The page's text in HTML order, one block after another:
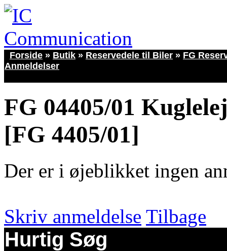
Forside » Butik » Reservedele til Biler » FG
Anmeldelser
FG 04405/01
[FG 4405/01]
Der er i øjeblikket ingen
Skriv anmeldelse Tilbage
Hurtig Søg